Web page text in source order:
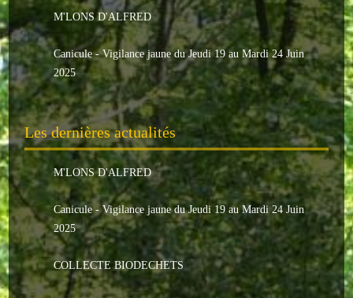
Les commissions
Les comptes rendus
Le personnel communal
L'Echo de Nuaillé
Tarifs et locations
Galeries photos
INDISPENSABLES
Nouveaux arrivants
M'LONS D'ALFRED
Canicule - Vigilance jaune du Jeudi 19 au Mardi 24 Juin
2025
Les dernières actualités
M'LONS D'ALFRED
Canicule - Vigilance jaune du Jeudi 19 au Mardi 24 Juin
2025
COLLECTE BIODECHETS